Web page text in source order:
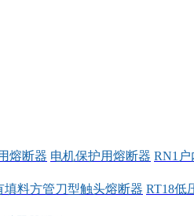
熔断器 电机保护用熔断器 RN1户
填料方管刀型触头熔断器 RT18低